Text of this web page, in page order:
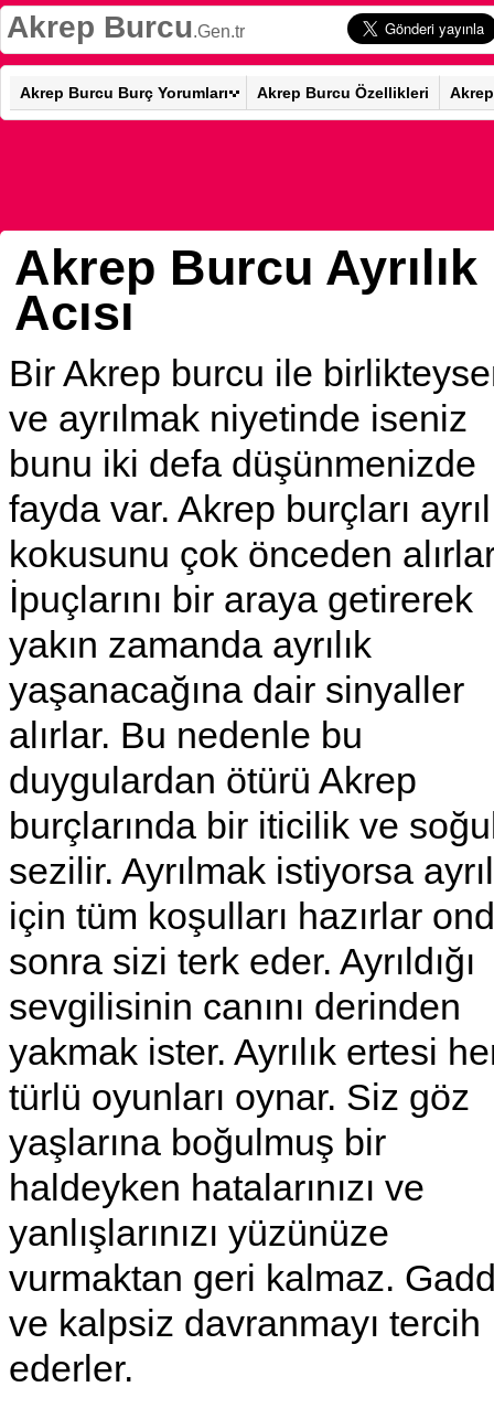
Akrep Burcu.Gen.tr
Akrep Burcu Burç Yorumları Akrep Burcu Özellikleri
Akrep Burcu Ayrılık
Acısı
Bir Akrep burcu ile
ve ayrılmak niyetinde iseniz
bunu iki defa düşünmenizde
fayda var. Akrep burçları
kokusunu çok önceden
İpuçlarını bir araya getirerek
yakın zamanda ayrılık
yaşanacağına dair sinyaller
alırlar. Bu nedenle bu
duygulardan ötürü Akrep
burçlarında bir iticilik ve
sezilir. Ayrılmak istiyorsa
için tüm koşulları hazırlar
sonra sizi terk eder. Ayrıldığı
sevgilisinin canını derinden
yakmak ister. Ayrılık ertesi
türlü oyunları oynar. Siz göz
yaşlarına boğulmuş bir
haldeyken hatalarınızı ve
yanlışlarınızı yüzünüze
vurmaktan geri kalmaz.
ve kalpsiz davranmayı tercih
ederler.